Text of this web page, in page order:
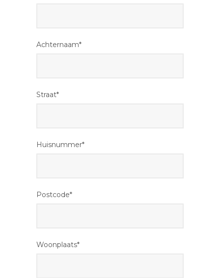
Achternaam*
Straat*
Huisnummer*
Postcode*
Woonplaats*